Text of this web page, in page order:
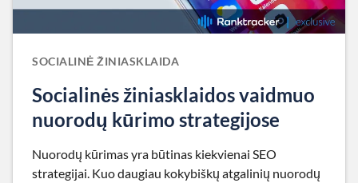
SOCIALINĖ ŽINIASKLAIDA
Socialinės žiniasklaidos vaidmuo
nuorodų kūrimo strategijose
Nuorodų kūrimas yra būtinas kiekvienai SEO
strategijai. Kuo daugiau kokybiškų atgalinių nuorodų